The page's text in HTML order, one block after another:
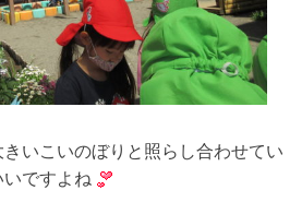
いこいのぼりと照らし合わせてい
ですよね